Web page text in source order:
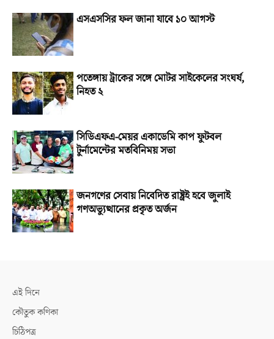
এসএসসির ফল জানা যাবে ১০ আগস্ট
পতেঙ্গায় ট্রাকের সঙ্গে মোটর সাইকেলের সংঘর্ষ,
নিহত ২
সিডিএফএ-মেয়র একাডেমি কাপ ফুটবল
টুর্নামেন্টের মতবিনিময় সভা
জনগণের সেবায় নিবেদিত রাষ্ট্রই হবে জুলাই
গণঅভ্যুত্থানের প্রকৃত অর্জন
এই দিনে
কৌতুক কণিকা
চিঠিপত্র